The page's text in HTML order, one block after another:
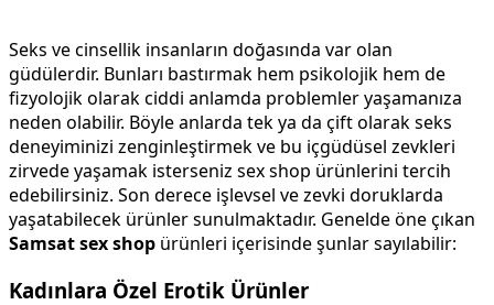
Seks ve cinsellik insanların doğasında var olan
güdülerdir. Bunları bastırmak hem psikolojik hem de
fizyolojik olarak ciddi anlamda problemler yaşamanıza
neden olabilir. Böyle anlarda tek ya da çift olarak seks
deneyiminizi zenginleştirmek ve bu içgüdüsel zevkleri
zirvede yaşamak isterseniz sex shop ürünlerini tercih
edebilirsiniz. Son derece işlevsel ve zevki doruklarda
yaşatabilecek ürünler sunulmaktadır. Genelde öne çıkan
Samsat sex shop ürünleri içerisinde şunlar sayılabilir:
Kadınlara Özel Erotik Ürünler